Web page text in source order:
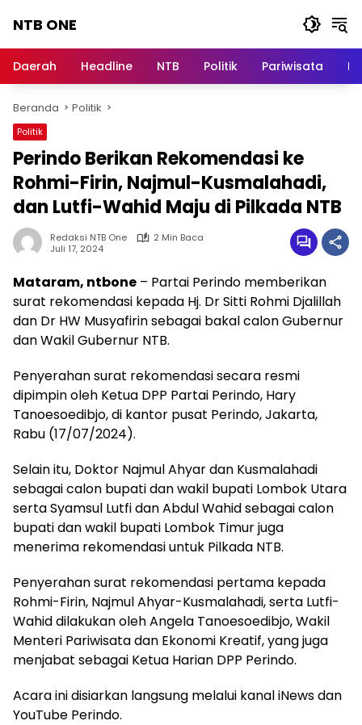
NTB ONE
dan
Berita
Lombok
Daerah Headline NTB Politik Pariwisata
Beranda Politik
Politik
Perindo Berikan Rekomendasi ke
Rohmi-Firin, Najmul-Kusmalahadi,
dan Lutfi-Wahid Maju di Pilkada NTB
Redaksi NTB One
2 Min Baca
Juli 17, 2024
Mataram, ntbone – Partai Perindo memberikan
surat rekomendasi kepada Hj. Dr Sitti Rohmi Djalillah
dan Dr HW Musyafirin sebagai bakal calon Gubernur
dan Wakil Gubernur NTB.
Penyerahan surat rekomendasi secara resmi
dipimpin oleh Ketua DPP Partai Perindo, Hary
Tanoesoedibjo, di kantor pusat Perindo, Jakarta,
Rabu (17/07/2024).
Selain itu, Doktor Najmul Ahyar dan Kusmalahadi
sebagai calon bupati dan wakil bupati Lombok Utara
serta Syamsul Lutfi dan Abdul Wahid sebagai calon
bupati dan wakil bupati Lombok Timur juga
menerima rekomendasi untuk Pilkada NTB.
Penyerahan surat rekomendasi pertama kepada
Rohmi-Firin, Najmul Ahyar-Kusmalahadi, serta Lutfi-
Wahid dilakukan oleh Angela Tanoesoedibjo, Wakil
Menteri Pariwisata dan Ekonomi Kreatif, yang juga
menjabat sebagai Ketua Harian DPP Perindo.
Acara ini disiarkan langsung melalui kanal iNews dan
YouTube Perindo.